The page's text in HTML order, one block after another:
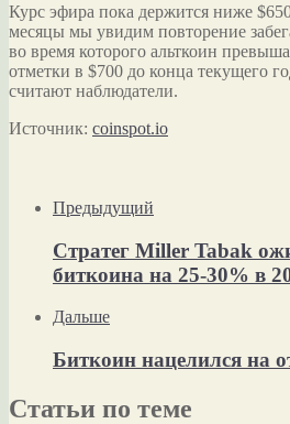
Курс эфира пока держится ниже
месяцы мы увидим повторение
во время которого альткоин
отметки в $700 до конца текущего
считают наблюдатели.
Источник: coinspot.io
Предыдущий
Стратег Miller Tabak
биткоина на 25-30% в
Дальше
Биткоин нацелился на
Статьи по теме